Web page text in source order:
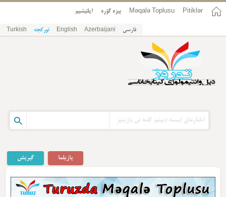
Pitiklər
Məqalə Toplusu بیزه گؤره ایلتیشیم
فارسی Azerbaijani
English تورکجه Turkish
گیریش یازیلما